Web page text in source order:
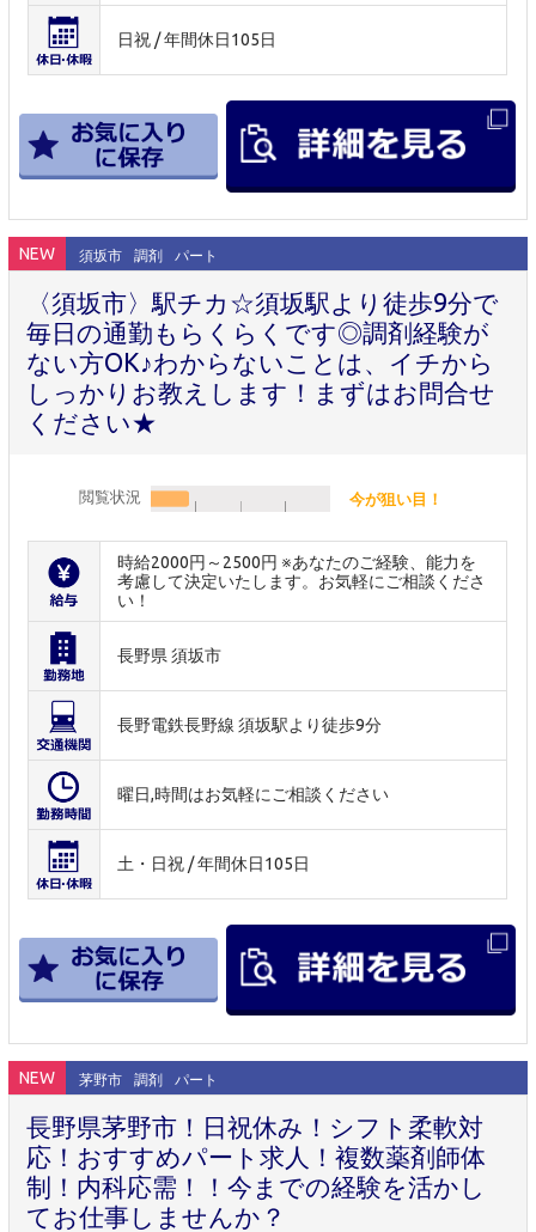
日祝 / 年間休日105日
NEW 須坂市 調剤 パート
〈須坂市〉駅チカ☆須坂駅より徒歩9分で
毎日の通勤もらくらくです◎調剤経験が
ない方OK♪わからないことは、イチから
しっかりお教えします！まずはお問合せ
ください★
閲覧状況 今が狙い目！
時給2000円～2500円 ※あなたのご経験、能力を
考慮して決定いたします。お気軽にご相談くださ
い！
長野県 須坂市
長野電鉄長野線 須坂駅より徒歩9分
曜日,時間はお気軽にご相談ください
土・日祝 / 年間休日105日
NEW 茅野市 調剤 パート
長野県茅野市！日祝休み！シフト柔軟対
応！おすすめパート求人！複数薬剤師体
制！内科応需！！今までの経験を活かし
てお仕事しませんか？